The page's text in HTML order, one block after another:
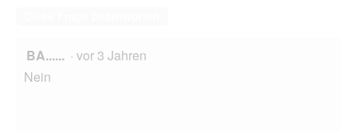
BA...... · vor 3 Jahren
Nein